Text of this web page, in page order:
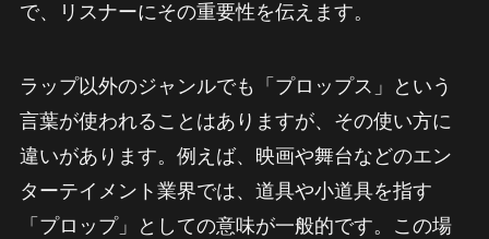
で、リスナーにその重要性を伝えます。
ラップ以外のジャンルでも「プロップス」という
言葉が使われることはありますが、その使い方に
違いがあります。例えば、映画や舞台などのエン
ターテイメント業界では、道具や小道具を指す
「プロップ」としての意味が一般的です。この場